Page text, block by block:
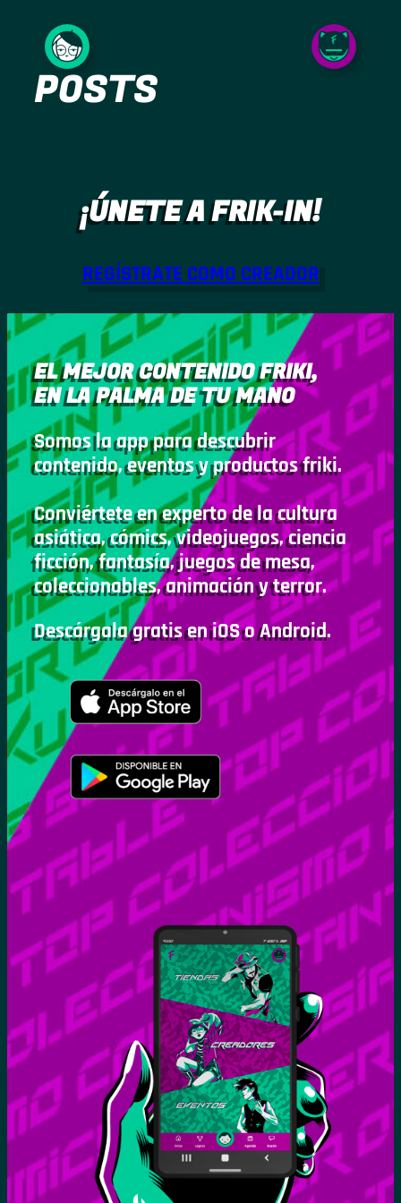
contenido
POSTS
¡ÚNETE A FRIK-IN!
REGÍSTRATE COMO CREADOR
EL MEJOR CONTENIDO FRIKI,
EN LA PALMA DE TU MANO
Somos la app para descubrir
contenido, eventos y productos friki.
Conviértete en experto de la cultura
asiática, cómics, videojuegos, ciencia
ficción, fantasía, juegos de mesa,
coleccionables, animación y terror.
Descárgala gratis en iOS o Android.